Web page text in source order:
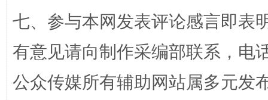
东山县通报“牛蛙产品抗生素超标问题” 法
七、参与本网发表评论感言即表
有意见请向制作采编部联系，电
公众传媒所有辅助网站属多元发